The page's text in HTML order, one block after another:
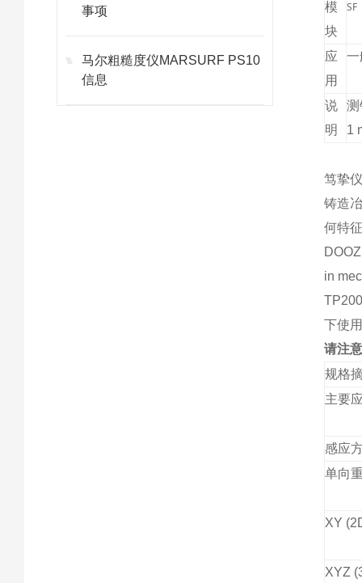
事项
马尔粗糙度仪MARSURF PS10
信息
模
块
SF
应
用
一
说
明
测
1
笃挚
铸造
何特
in
下使
请注
规格
主要
感应
单向
XY
XYZ